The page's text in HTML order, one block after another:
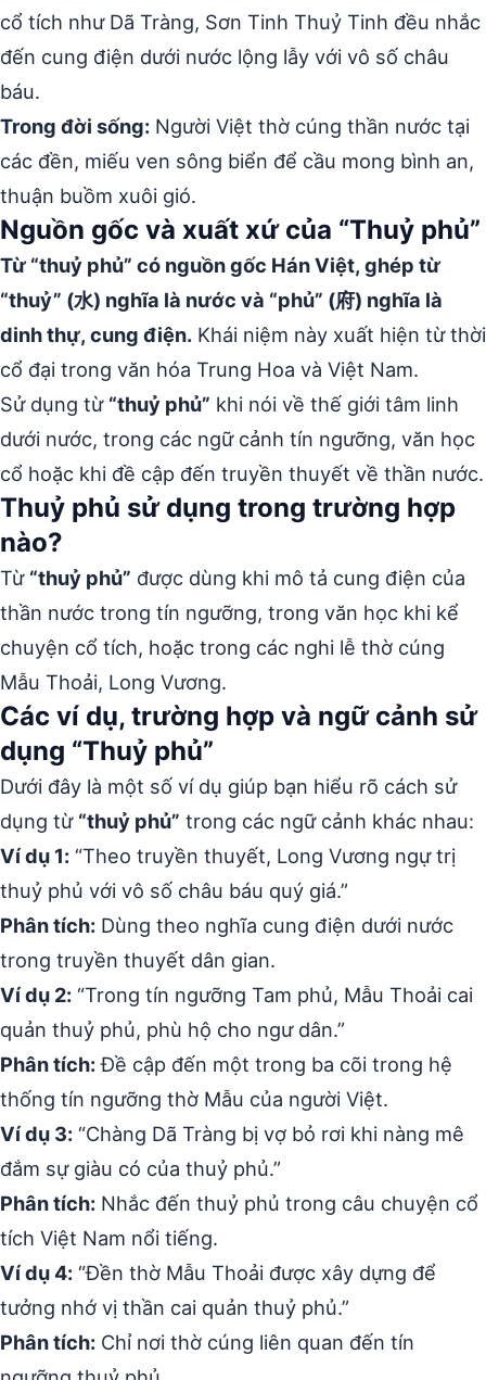
cổ tích như Dã Tràng, Sơn Tinh Thuỷ Tinh đều nhắc
đến cung điện dưới nước lộng lẫy với vô số châu
báu.
Trong đời sống: Người Việt thờ cúng thần nước tại
các đền, miếu ven sông biển để cầu mong bình an,
thuận buồm xuôi gió.
Nguồn gốc và xuất xứ của “Thuỷ phủ”
Từ “thuỷ phủ” có nguồn gốc Hán Việt, ghép từ
“thuỷ” (水) nghĩa là nước và “phủ” (府) nghĩa là
dinh thự, cung điện. Khái niệm này xuất hiện từ thời
cổ đại trong văn hóa Trung Hoa và Việt Nam.
Sử dụng từ “thuỷ phủ” khi nói về thế giới tâm linh
dưới nước, trong các ngữ cảnh tín ngưỡng, văn học
cổ hoặc khi đề cập đến truyền thuyết về thần nước.
Thuỷ phủ sử dụng trong trường hợp
nào?
Từ “thuỷ phủ” được dùng khi mô tả cung điện của
thần nước trong tín ngưỡng, trong văn học khi kể
chuyện cổ tích, hoặc trong các nghi lễ thờ cúng
Mẫu Thoải, Long Vương.
Các ví dụ, trường hợp và ngữ cảnh sử
dụng “Thuỷ phủ”
Dưới đây là một số ví dụ giúp bạn hiểu rõ cách sử
dụng từ “thuỷ phủ” trong các ngữ cảnh khác nhau:
Ví dụ 1: “Theo truyền thuyết, Long Vương ngự trị
thuỷ phủ với vô số châu báu quý giá.”
Phân tích: Dùng theo nghĩa cung điện dưới nước
trong truyền thuyết dân gian.
Ví dụ 2: “Trong tín ngưỡng Tam phủ, Mẫu Thoải cai
quản thuỷ phủ, phù hộ cho ngư dân.”
Phân tích:Đề cập đến một trong ba cõi trong hệ
thống tín ngưỡng thờ Mẫu của người Việt.
Ví dụ 3: “Chàng Dã Tràng bị vợ bỏ rơi khi nàng mê
đắm sự giàu có của thuỷ phủ.”
Phân tích: Nhắc đến thuỷ phủ trong câu chuyện cổ
tích Việt Nam nổi tiếng.
Ví dụ 4: “Đền thờ Mẫu Thoải được xây dựng để
tưởng nhớ vị thần cai quản thuỷ phủ.”
Phân tích: Chỉ nơi thờ cúng liên quan đến tín